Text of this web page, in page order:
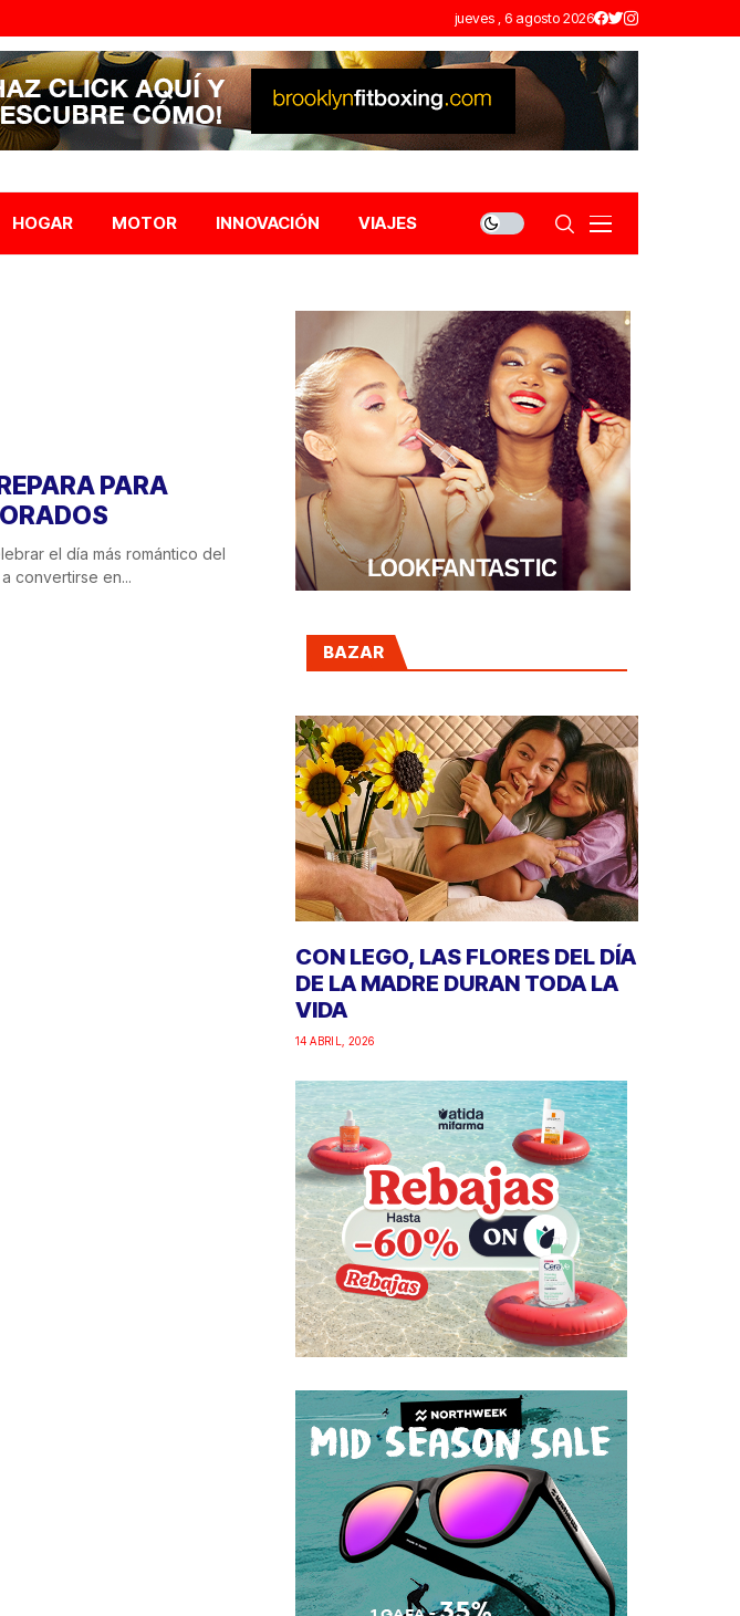
jueves , 6 agosto 2026
HOGAR MOTOR INNOVACIÓN VIAJES
PARA
el día más romántico del
convertirse en...
BAZAR
CON LEGO, LAS FLORES DEL DÍA
DE LA MADRE DURAN TODA LA
VIDA
14 ABRIL, 2026